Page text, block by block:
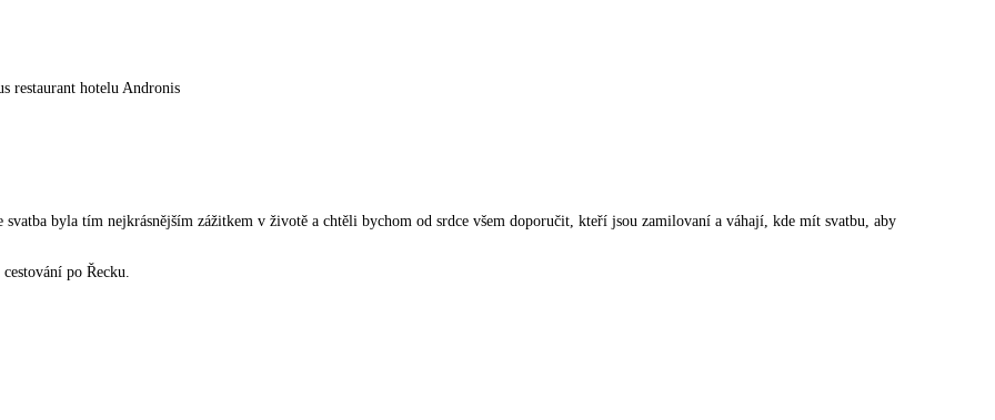
restaurant hotelu Andronis
byla tím nejkrásnějším zážitkem v životě a chtěli bychom od srdce všem doporučit, kteří jsou zamilovaní a váhají, kde mít svatbu, aby
po Řecku.